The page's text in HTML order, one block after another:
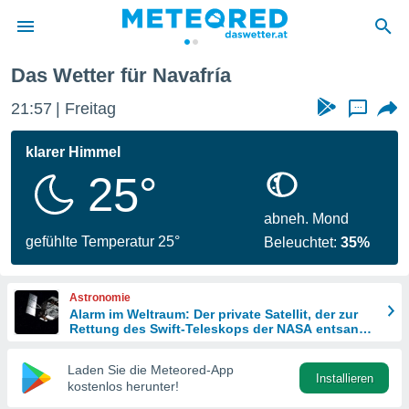
wurde
dass
sind.
diese
Das Wetter für Navafría
21:57 Freitag ...
klarer Himmel
25°
gefühlte Temperatur 25°
abneh. Mond
Beleuchtet:35%
Astronomie
Alarm im Weltraum: Der private Satellit, der zur
Rettung des Swift-Teleskops der NASA entsandt
Laden Sie die Meteored-App
kostenlos herunter!
Installieren